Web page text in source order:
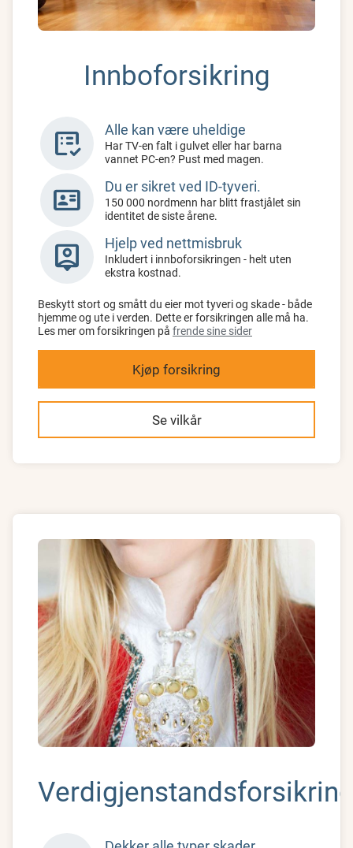
Innboforsikring
list_alt_check Alle kan være uheldige
Har TV-en falt i gulvet eller har barna
vannet PC-en? Pust med magen.
id_card Du er sikret ved ID-tyveri.
150 000 nordmenn har blitt frastjålet sin
identitet de siste årene.
person_pin Hjelp ved nettmisbruk
Inkludert i innboforsikringen - helt uten
ekstra kostnad.
Beskytt stort og smått du eier mot tyveri og skade - både
hjemme og ute i verden. Dette er forsikringen alle må ha.
Les mer om forsikringen på frende sine sider
Kjøp forsikring
Se vilkår